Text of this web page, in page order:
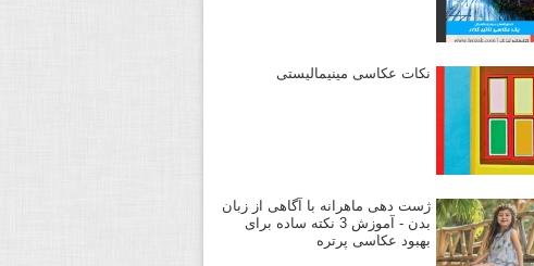
نکات عکاسی مینیمالیستی
ژست دهی ماهرانه با آگاهی از زبان
بدن - آموزش 3 نکته ساده برای
بهبود عکاسی پرتره